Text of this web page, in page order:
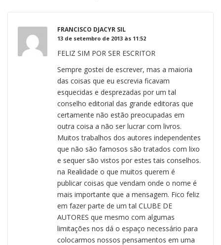
FRANCISCO DJACYR SIL
13 de setembro de 2013 às 11:52
FELIZ SIM POR SER ESCRITOR
Sempre gostei de escrever, mas a maioria
das coisas que eu escrevia ficavam
esquecidas e desprezadas por um tal
conselho editorial das grande editoras que
certamente não estão preocupadas em
outra coisa a não ser lucrar com livros.
Muitos trabalhos dos autores independentes
que não são famosos são tratados com lixo
e sequer são vistos por estes tais conselhos.
na Realidade o que muitos querem é
publicar coisas que vendam onde o nome é
mais importante que a mensagem. Fico feliz
em fazer parte de um tal CLUBE DE
AUTORES que mesmo com algumas
limitações nos dá o espaço necessário para
colocarmos nossos pensamentos em uma